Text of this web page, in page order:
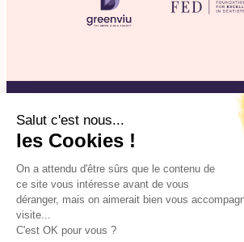
©2025 CHD Clinique d’Hygiène